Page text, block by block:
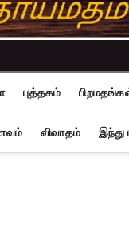
புத்தகம்
விவாதம்